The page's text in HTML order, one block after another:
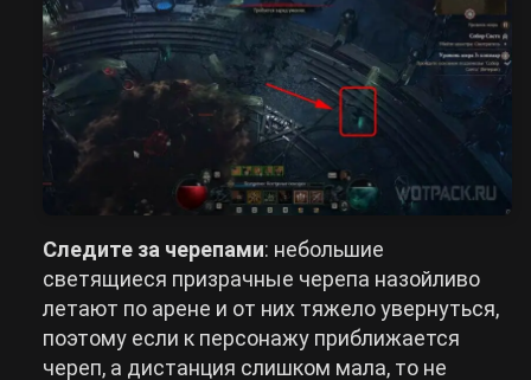
Следите за черепами: небольшие
светящиеся призрачные черепа назойливо
летают по арене и от них тяжело увернуться,
поэтому если к персонажу приближается
череп, а дистанция слишком мала, то не